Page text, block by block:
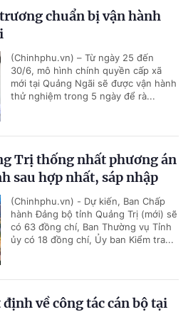
chuẩn bị vận hành
(Chinhphu.vn) – Từ ngày 25 đến
30/6, mô hình chính quyền cấp xã
mới tại Quảng Ngãi sẽ được vận hành
thử nghiệm trong 5 ngày để rà...
Trị thống nhất phương án
sau hợp nhất, sáp nhập
(Chinhphu.vn) - Dự kiến, Ban Chấp
hành Đảng bộ tỉnh Quảng Trị (mới) sẽ
có 63 đồng chí, Ban Thường vụ Tỉnh
ủy có 18 đồng chí, Ủy ban Kiểm tra...
về công tác cán bộ tại